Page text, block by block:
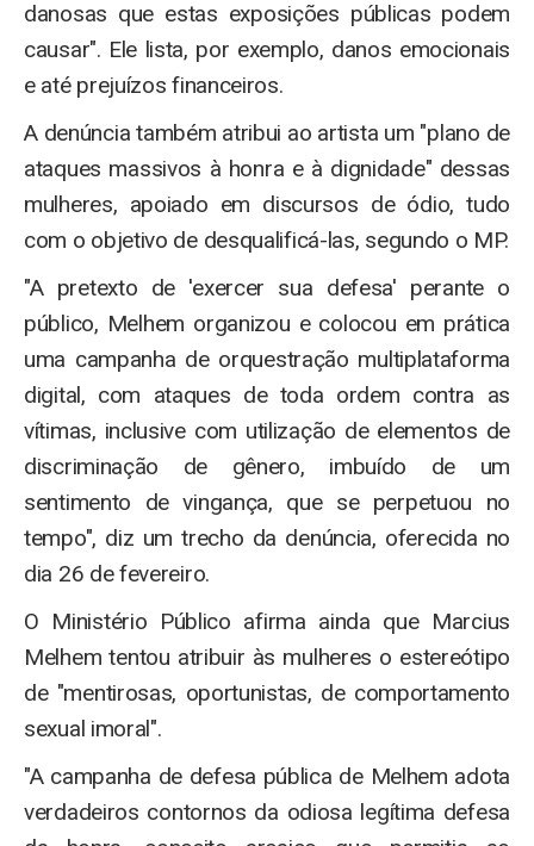
danosas que estas exposições públicas podem
causar". Ele lista, por exemplo, danos emocionais
e até prejuízos financeiros.
A denúncia também atribui ao artista um "plano de
ataques massivos à honra e à dignidade" dessas
mulheres, apoiado em discursos de ódio, tudo
com o objetivo de desqualificá-las, segundo o MP.
"A pretexto de 'exercer sua defesa' perante o
público, Melhem organizou e colocou em prática
uma campanha de orquestração multiplataforma
digital, com ataques de toda ordem contra as
vítimas, inclusive com utilização de elementos de
discriminação de gênero, imbuído de um
sentimento de vingança, que se perpetuou no
tempo", diz um trecho da denúncia, oferecida no
dia 26 de fevereiro.
O Ministério Público afirma ainda que Marcius
Melhem tentou atribuir às mulheres o estereótipo
de "mentirosas, oportunistas, de comportamento
sexual imoral".
"A campanha de defesa pública de Melhem adota
verdadeiros contornos da odiosa legítima defesa